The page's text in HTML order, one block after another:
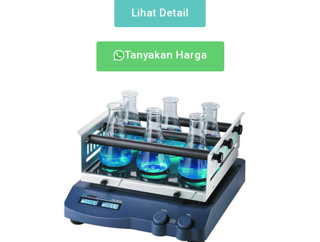
Lihat Detail
Tanyakan Harga